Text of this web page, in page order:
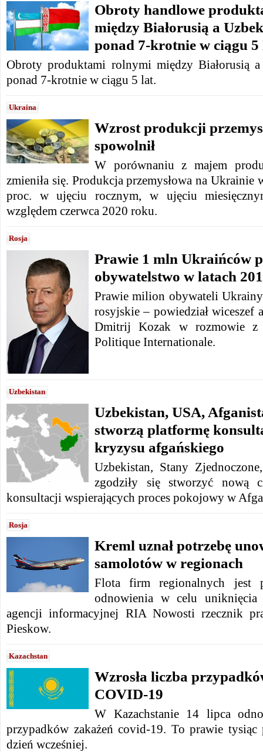
Obroty handlowe
między Białorusią a
ponad 7-krotnie w ciągu 5
Obroty produktami rolnymi między Białorusią a
ponad 7-krotnie w ciągu 5 lat.
Ukraina
Wzrost produkcji
spowolnił
W porównaniu z majem
zmieniła się. Produkcja przemysłowa na Ukrainie
proc. w ujęciu rocznym, w ujęciu
względem czerwca 2020 roku.
Rosja
Prawie 1 mln Ukraińców
obywatelstwo w latach
Prawie milion obywateli
rosyjskie – powiedział wiceszef
Dmitrij Kozak w rozmowie z
Politique Internationale.
Uzbekistan
Uzbekistan, USA,
stworzą platformę
kryzysu afgańskiego
Uzbekistan, Stany
zgodziły się stworzyć nową
konsultacji wspierających proces pokojowy w
Rosja
Kreml uznał potrzebę
samolotów w regionach
Flota firm regionalnych jest
odnowienia w celu
agencji informacyjnej RIA Nowosti rzecznik
Pieskow.
Kazachstan
Wzrosła liczba
COVID-19
W Kazachstanie 14 lipca
przypadków zakażeń covid-19. To prawie tysiąc
dzień wcześniej.